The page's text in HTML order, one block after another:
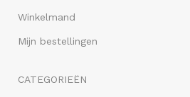
Winkelmand
Mijn bestellingen
CATEGORIEËN